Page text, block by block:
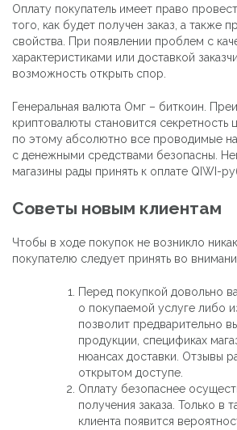
Оплату покупатель имеет право
того, как будет получен заказ, а также
свойства. При появлении проблем с
характеристиками или доставкой
возможность открыть спор.
Генеральная валюта Омг – биткоин.
криптовалюты становится секретность
по этому абсолютно все проводимые
с денежными средствами безопасны.
магазины рады принять к оплате QIWI-
Советы новым клиентам
Чтобы в ходе покупок не возникло
покупателю следует принять во
Перед покупкой довольно
о покупаемой услуге либо
позволит предварительно
продукции, спецификах
нюансах доставки. Отзывы
открытом доступе.
Оплату безопаснее
получения заказа. Только в
клиента появится